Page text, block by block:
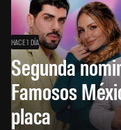
HACE 1 DÍA
Segunda
Famosos
placa